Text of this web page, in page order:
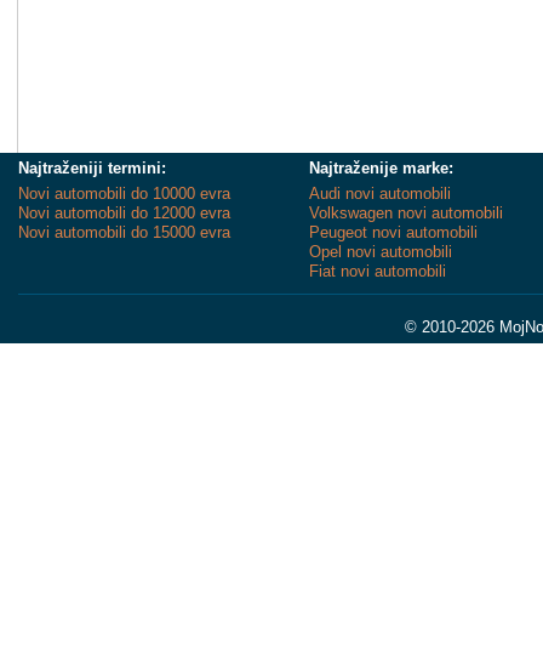
Najtraženiji termini:
Novi automobili do 10000 evra
Novi automobili do 12000 evra
Novi automobili do 15000 evra
Najtraženije marke:
Audi novi automobili
Volkswagen novi automobili
Peugeot novi automobili
Opel novi automobili
Fiat novi automobili
© 2010-2026